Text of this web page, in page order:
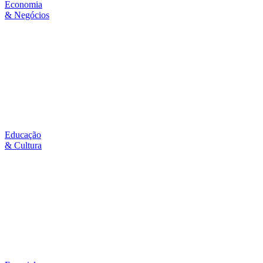
Economia
& Negócios
Educação
& Cultura